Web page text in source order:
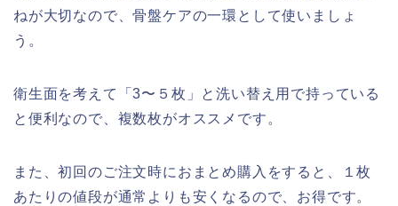
ねが大切なので、骨盤ケアの一環として使いましょ
う。
衛生面を考えて「3〜５枚」と洗い替え用で持っている
と便利なので、複数枚がオススメです。
また、初回のご注文時におまとめ購入をすると、１枚
あたりの値段が通常よりも安くなるので、お得です。